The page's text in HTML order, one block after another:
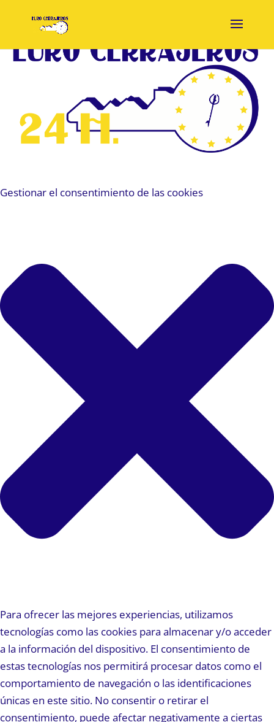
Gestionar el consentimiento de las cookies
Para ofrecer las mejores experiencias, utilizamos
tecnologías como las cookies para almacenar y/o acceder
a la información del dispositivo. El consentimiento de
estas tecnologías nos permitirá procesar datos como el
comportamiento de navegación o las identificaciones
únicas en este sitio. No consentir o retirar el
consentimiento, puede afectar negativamente a ciertas